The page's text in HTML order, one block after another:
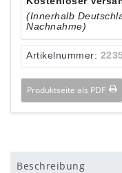
(Innerhalb
Nachnahme)
Artikelnummer:
Produktseite als PDF
Beschreibung